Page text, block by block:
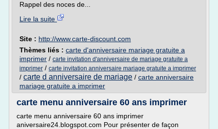
Rappel des noces de...
Lire la suite
Site : http://www.carte-discount.com
Thèmes liés : carte d'anniversaire mariage gratuite a
imprimer / carte invitation d'anniversaire de mariage gratuite a
imprimer / carte invitation anniversaire mariage gratuite a imprimer
/ carte d anniversaire de mariage / carte anniversaire
mariage gratuite a imprimer
carte menu anniversaire 60 ans imprimer
carte menu anniversaire 60 ans imprimer
aniversaire24.blogspot.com Pour présenter de façon